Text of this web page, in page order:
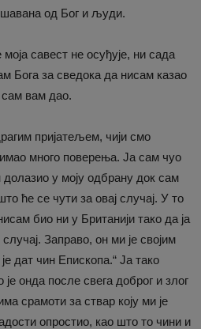
од Бог и људи.
савест не осуђује, ни сада
Бога за сведока да нисам казао
сам вам дао.
пријатељем, чији смо
много поверења. Ја сам чуо
долазио у моју одбрану док сам
ће се чути за овај случај. У то
био ни у Британији тако да ја
Заправо, он ми је својим
дат чин Епископа.“ Ја тако
онда после свега доброг и злог
срамоти за ствар коју ми је
опростио, као што то чини и